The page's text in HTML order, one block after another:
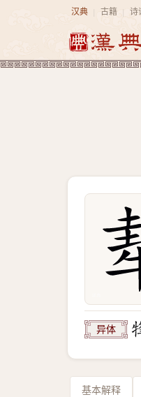
汉典 古籍 诗
异体
基本解释